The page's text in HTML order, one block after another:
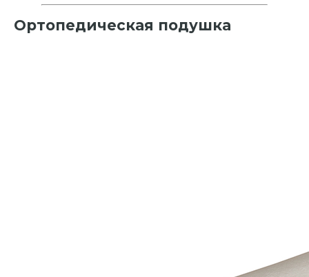
Ортопедическая подушка